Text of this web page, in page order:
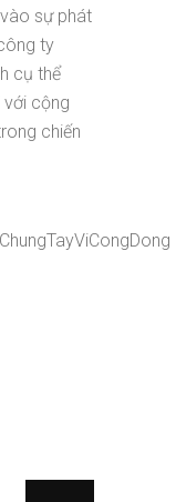
sự phát
ty
cụ thể
với cộng
chiến